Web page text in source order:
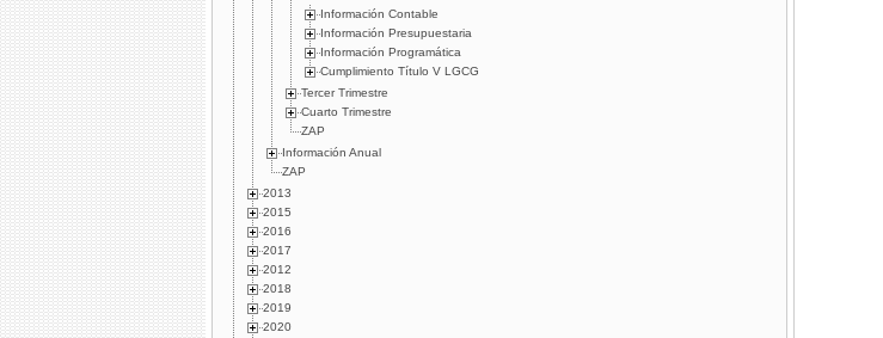
Información Contable
Información Presupuestaria
Información Programática
Cumplimiento Tí­tulo V LGCG
Tercer Trimestre
Cuarto Trimestre
ZAP
Información Anual
ZAP
2013
2015
2016
2017
2012
2018
2019
2020